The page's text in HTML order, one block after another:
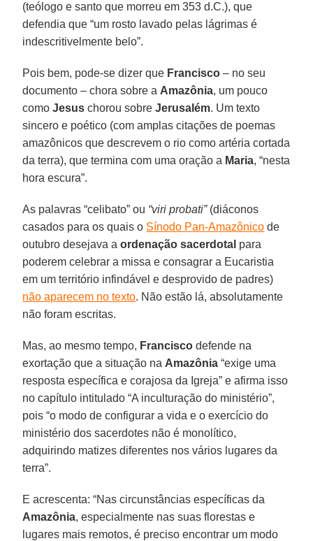
(teólogo e santo que morreu em 353 d.C.), que
defendia que “um rosto lavado pelas lágrimas é
indescritivelmente belo”.
Pois bem, pode-se dizer que Francisco – no seu
documento – chora sobre a Amazônia, um pouco
comoJesus chorou sobreJerusalém. Um texto
sincero e poético (com amplas citações de poemas
amazônicos que descrevem o rio como artéria cortada
da terra), que termina com uma oração a Maria, “nesta
hora escura”.
As palavras “celibato” ou “viri probati”(diáconos
casados para os quais o Sínodo Pan-Amazônico de
outubro desejava aordenação sacerdotal para
poderem celebrar a missa e consagrar a Eucaristia
em um território infindável e desprovido de padres)
não aparecem no texto. Não estão lá, absolutamente
não foram escritas.
Mas, ao mesmo tempo, Francisco defende na
exortação que a situação na Amazônia “exige uma
resposta específica e corajosa da Igreja” e afirma isso
no capítulo intitulado “A inculturação do ministério”,
pois “o modo de configurar a vida e o exercício do
ministério dos sacerdotes não é monolítico,
adquirindo matizes diferentes nos vários lugares da
terra”.
E acrescenta: “Nas circunstâncias específicas da
Amazônia, especialmente nas suas florestas e
lugares mais remotos, é preciso encontrar um modo